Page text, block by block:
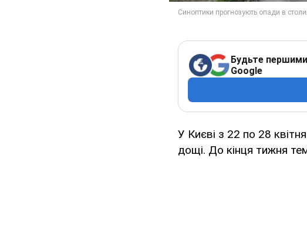
Будьте першими
Google
У Києві з 22 по 28
дощі. До кінця тижня